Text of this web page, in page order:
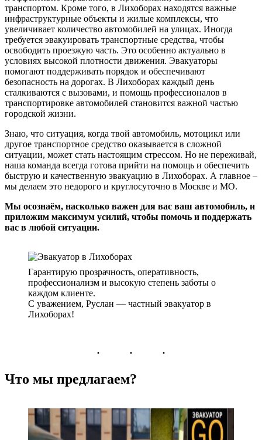
транспортом. Кроме того, в Лихоборах находятся важные
инфраструктурные объекты и жилые комплексы, что
увеличивает количество автомобилей на улицах. Иногда
требуется эвакуировать транспортные средства, чтобы
освободить проезжую часть. Это особенно актуально в
условиях высокой плотности движения. Эвакуаторы
помогают поддерживать порядок и обеспечивают
безопасность на дорогах. В Лихоборах каждый день
сталкиваются с вызовами, и помощь профессионалов в
транспортировке автомобилей становится важной частью
городской жизни.
Знаю, что ситуация, когда твой автомобиль, мотоцикл или
другое транспортное средство оказывается в сложной
ситуации, может стать настоящим стрессом. Но не переживай,
наша команда всегда готова прийти на помощь и обеспечить
быструю и качественную эвакуацию в Лихоборах. А главное –
мы делаем это недорого и круглосуточно в Москве и МО.
Мы осознаём, насколько важен для вас ваш автомобиль, и
приложим максимум усилий, чтобы помочь и поддержать
вас в любой ситуации.
Гарантирую прозрачность, оперативность,
профессионализм и высокую степень заботы о
каждом клиенте.
С уважением, Руслан — частный эвакуатор в
Лихоборах!
Что мы предлагаем?